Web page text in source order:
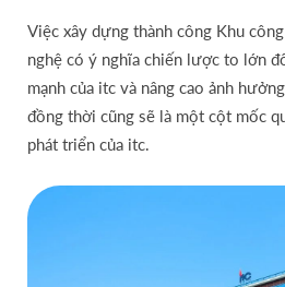
Việc xây dựng thành công Khu
nghệ có ý nghĩa chiến lược to lớn
mạnh của itc và nâng cao ảnh
đồng thời cũng sẽ là một cột mốc
phát triển của itc.